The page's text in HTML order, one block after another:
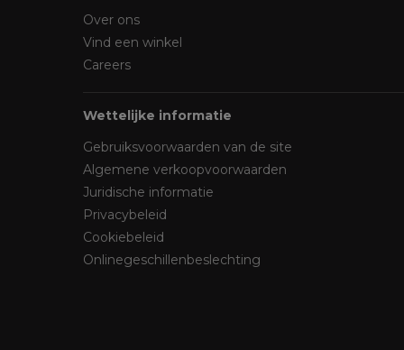
Over ons
Vind een winkel
Careers
Wettelijke informatie
Gebruiksvoorwaarden van de site
Algemene verkoopvoorwaarden
Juridische informatie
Privacybeleid
Cookiebeleid
Onlinegeschillenbeslechting